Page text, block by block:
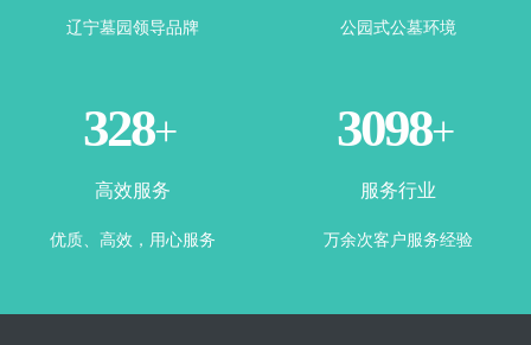
辽宁墓园领导品牌 公园式公墓环境
365+
高效服务
优质、高效，用心服务
3500+
服务行业
万余次客户服务经验